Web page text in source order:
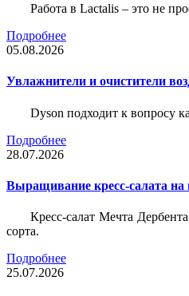
Работа в Lactalis – это не
Подробнее
05.08.2026
Увлажнители и очистители
Dyson подходит к вопросу
Подробнее
28.07.2026
Выращивание кресс-салата на
Кресс-салат Мечта
сорта.
Подробнее
25.07.2026